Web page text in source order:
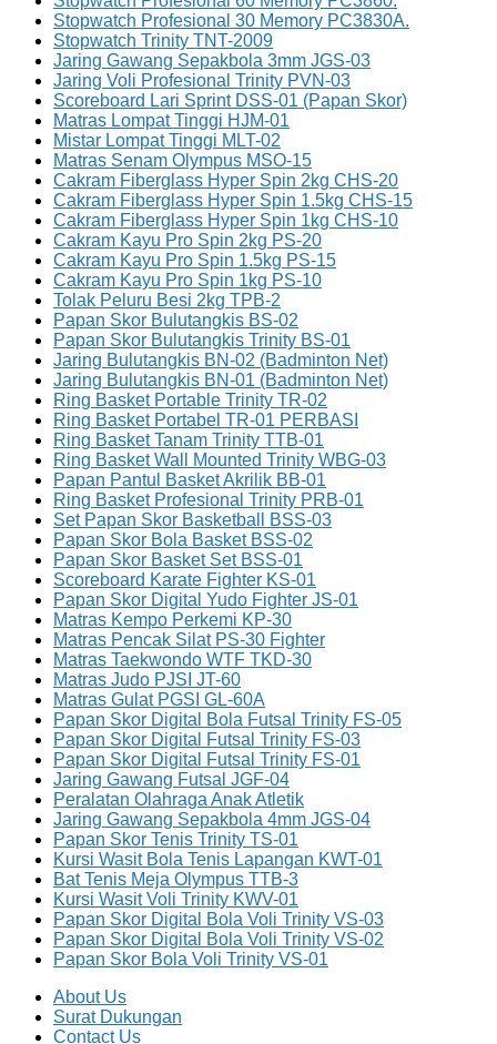
Stopwatch Profesional 30 Memory PC3830A.
Stopwatch Trinity TNT-2009
Jaring Gawang Sepakbola 3mm JGS-03
Jaring Voli Profesional Trinity PVN-03
Scoreboard Lari Sprint DSS-01 (Papan Skor)
Matras Lompat Tinggi HJM-01
Mistar Lompat Tinggi MLT-02
Matras Senam Olympus MSO-15
Cakram Fiberglass Hyper Spin 2kg CHS-20
Cakram Fiberglass Hyper Spin 1.5kg CHS-15
Cakram Fiberglass Hyper Spin 1kg CHS-10
Cakram Kayu Pro Spin 2kg PS-20
Cakram Kayu Pro Spin 1.5kg PS-15
Cakram Kayu Pro Spin 1kg PS-10
Tolak Peluru Besi 2kg TPB-2
Papan Skor Bulutangkis BS-02
Papan Skor Bulutangkis Trinity BS-01
Jaring Bulutangkis BN-02 (Badminton Net)
Jaring Bulutangkis BN-01 (Badminton Net)
Ring Basket Portable Trinity TR-02
Ring Basket Portabel TR-01 PERBASI
Ring Basket Tanam Trinity TTB-01
Ring Basket Wall Mounted Trinity WBG-03
Papan Pantul Basket Akrilik BB-01
Ring Basket Profesional Trinity PRB-01
Set Papan Skor Basketball BSS-03
Papan Skor Bola Basket BSS-02
Papan Skor Basket Set BSS-01
Scoreboard Karate Fighter KS-01
Papan Skor Digital Yudo Fighter JS-01
Matras Kempo Perkemi KP-30
Matras Pencak Silat PS-30 Fighter
Matras Taekwondo WTF TKD-30
Matras Judo PJSI JT-60
Matras Gulat PGSI GL-60A
Papan Skor Digital Bola Futsal Trinity FS-05
Papan Skor Digital Futsal Trinity FS-03
Papan Skor Digital Futsal Trinity FS-01
Jaring Gawang Futsal JGF-04
Peralatan Olahraga Anak Atletik
Jaring Gawang Sepakbola 4mm JGS-04
Papan Skor Tenis Trinity TS-01
Kursi Wasit Bola Tenis Lapangan KWT-01
Bat Tenis Meja Olympus TTB-3
Kursi Wasit Voli Trinity KWV-01
Papan Skor Digital Bola Voli Trinity VS-03
Papan Skor Digital Bola Voli Trinity VS-02
Papan Skor Bola Voli Trinity VS-01
About Us
Surat Dukungan
Contact Us